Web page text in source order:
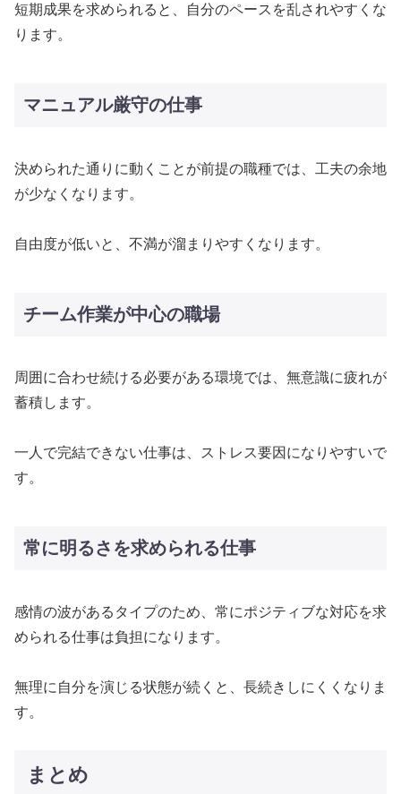
短期成果を求められると、自分のペースを乱されやすくな
ります。
マニュアル厳守の仕事
決められた通りに動くことが前提の職種では、工夫の余地
が少なくなります。
自由度が低いと、不満が溜まりやすくなります。
チーム作業が中心の職場
周囲に合わせ続ける必要がある環境では、無意識に疲れが
蓄積します。
一人で完結できない仕事は、ストレス要因になりやすいで
す。
常に明るさを求められる仕事
感情の波があるタイプのため、常にポジティブな対応を求
められる仕事は負担になります。
無理に自分を演じる状態が続くと、長続きしにくくなりま
す。
まとめ